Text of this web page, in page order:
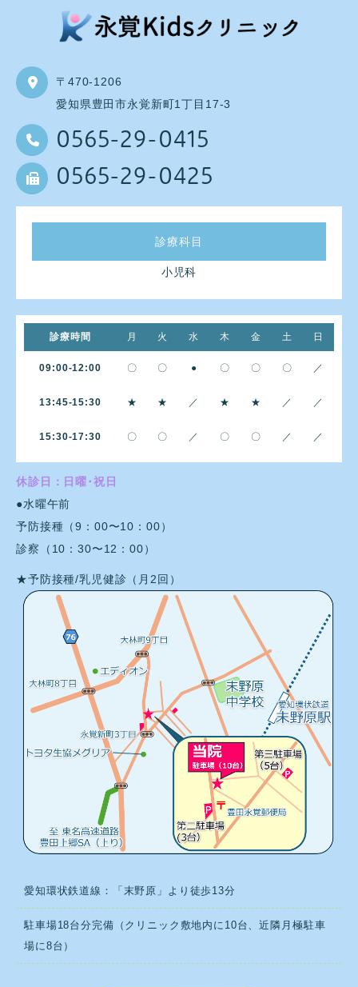
〒470-1206
愛知県豊田市永覚新町1丁目17-3
0565-29-0415
0565-29-0425
診療科目
小児科
診療時間 月 火 水 木 金 土 日
09:00-12:00 〇 〇 ● 〇 〇 〇 ／
13:45-15:30 ★ ★ ／ ★ ★ ／ ／
15:30-17:30 〇 〇 ／ 〇 〇 ／ ／
休診日：日曜･祝日
●水曜午前
予防接種（9：00〜10：00）
診察（10：30〜12：00）
★予防接種/乳児健診（月2回）
愛知環状鉄道線：「末野原」より徒歩13分
駐車場18台分完備（クリニック敷地内に10台、近隣月極駐車
場に8台）